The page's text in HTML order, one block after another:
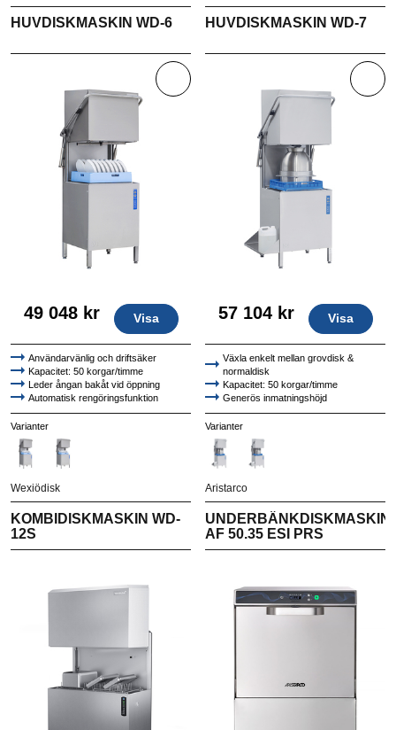
HUVDISKMASKIN WD-6
49 048 kr Visa
Användarvänlig och driftsäker
Kapacitet: 50 korgar/timme
Leder ångan bakåt vid öppning
Automatisk rengöringsfunktion
Stor disktank och effektivt silsystem
Varianter
HUVDISKMASKIN WD-7
57 104 kr Visa
Växla enkelt mellan grovdisk &
normaldisk
Kapacitet: 50 korgar/timme
Generös inmatningshöjd
Leder ångan bakåt vid öppning
Automatisk rengöringsfunktion
Varianter
Wexiödisk
KOMBIDISKMASKIN WD-
12S
Aristarco
UNDERBÄNKDISKMASKIN
AF 50.35 ESI PRS